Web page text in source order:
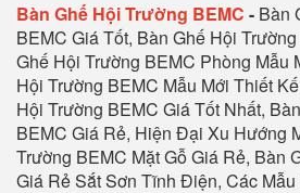
Bàn Ghế Hội Trường BEMC - Bàn
BEMC Giá Tốt, Bàn Ghế Hội
Ghế Hội Trường BEMC Phòng Mẫu
Hội Trường BEMC Mẫu Mới Thiết
Hội Trường BEMC Giá Tốt Nhất,
BEMC Giá Rẻ, Hiện Đại Xu Hướng
Trường BEMC Mặt Gỗ Giá Rẻ, Bàn
Giá Rẻ Sắt Sơn Tĩnh Điện, Các